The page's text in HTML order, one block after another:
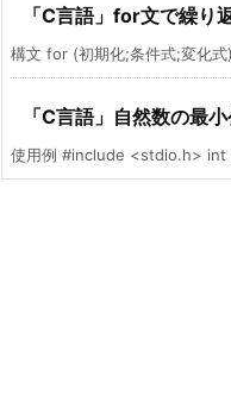
「C言語」for文で繰り
構文 for (初期化;条件式;変化
「C言語」自然数の最
使用例 #include <stdio.h> int